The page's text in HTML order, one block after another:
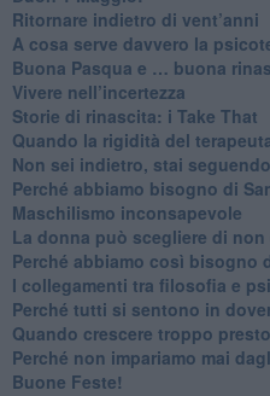
Ritornare indietro di vent’anni
​A cosa serve davvero la
​Buona Pasqua e … buona
​Vivere nell’incertezza
​Storie di rinascita: i Take That
​Quando la rigidità del
​Non sei indietro, stai
​Perché abbiamo bisogno di
​Maschilismo inconsapevole
​La donna può scegliere di non
​Perché abbiamo così bisogno
​I collegamenti tra filosofia e
​Perché tutti si sentono in
​Quando crescere troppo
​Perché non impariamo mai
​Buone Feste!